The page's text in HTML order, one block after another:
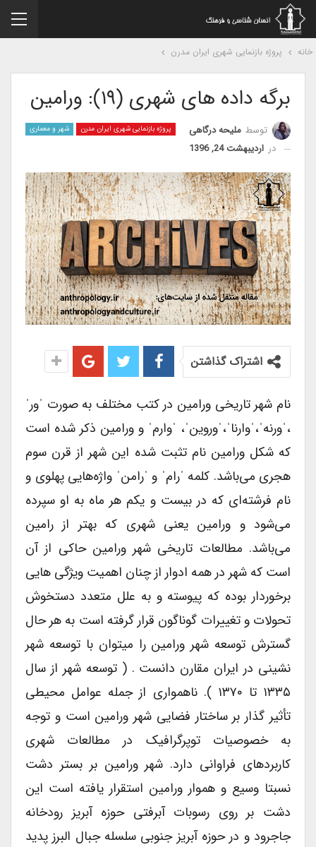
پروژه بازنمایی شهری ایران مدرن
برگه داده های شهری (۱۹): ورامین
پروژه بازنمایی شهری ایران مدرن شهر و معماری توسطملیحه درگاهی
دراردیبهشت 24, 1396
اشتراک گذاشتن
نام شهر تاریخی ورامین در کتب مختلف به صورت ˈورˈ
،ˈورنهˈ،ˈوارناˈ،ˈوروینˈ، ˈوارمˈ و ورامین ذکر شده ‌است
که شکل ورامین نام تثبت شده این شهر از قرن سوم
هجری می‌باشد. کلمه ˈرامˈ و ˈرامنˈ واژه‌هایی پهلوی و
نام فرشته‌ای که در بیست و یکم هر ماه به او سپرده
می‌شود و ورامین یعنی شهری که بهتر از رامین
می‌باشد. مطالعات تاریخی شهر ورامین حاکی از آن
است که شهر در همه ادوار از چنان اهمیت ویژگی هایی
برخوردار بوده که پیوسته و به علل متعدد دستخوش
تحولات و تغییرات گوناگون قرار گرفته است به هر حال
گسترش توسعه شهر ورامین را میتوان با توسعه شهر
نشینی در ایران مقارن دانست . ( توسعه شهر از سال
۱۳۳۵ تا ۱۳۷۰ ). ناهمواری از جمله عوامل محیطی
تأثیر گذار بر ساختار فضایی شهر ورامین است و توجه
به خصوصیات توپرگرافیک در مطالعات شهری
کاربردهای فراوانی دارد. شهر ورامین بر بستر دشت
نسبتا وسیع و هموار ورامین استقرار یافته است این
دشت بر روی رسوبات آبرفتی حوزه آبریز رودخانه
جاجرود و در حوزه آبریز جنوبی سلسله جبال البرز پدید